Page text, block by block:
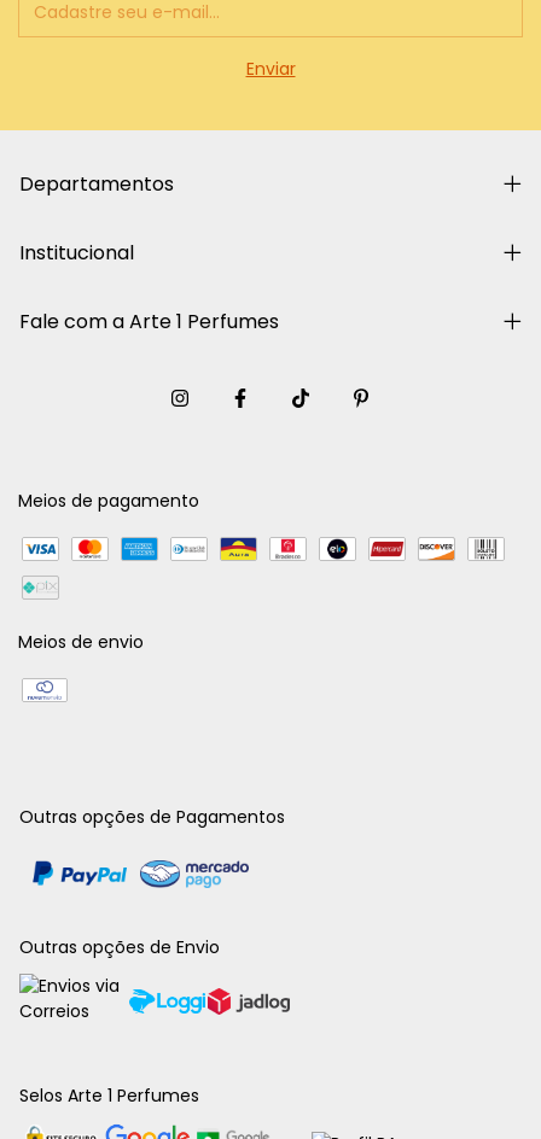
Departamentos
Institucional
Fale com a Arte 1 Perfumes
Meios de pagamento
Meios de envio
Outras opções de Pagamentos
Outras opções de Envio
Selos Arte 1 Perfumes